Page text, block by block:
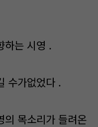
하는 시영 .
수가없었다 .
의 목소리가 들려온